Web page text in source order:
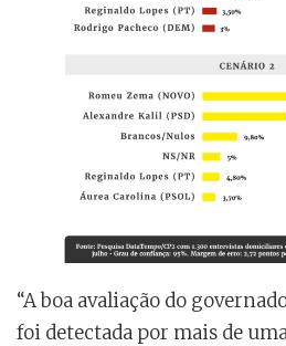
“A boa avaliação do
foi detectada por mais de